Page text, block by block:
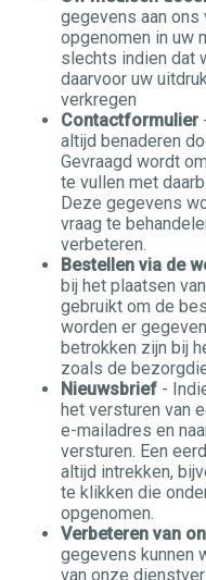
gegevens aan
opgenomen in uw
slechts indien dat
daarvoor uw
verkregen
Contactformulier
altijd benaderen
Gevraagd wordt
te vullen met
Deze gegevens
vraag te
verbeteren.
Bestellen via de
bij het plaatsen
gebruikt om de
worden er
betrokken zijn bij
zoals de
Nieuwsbrief -
het versturen van
e-mailadres en
versturen. Een
altijd intrekken,
te klikken die
opgenomen.
Verbeteren van
gegevens kunnen
van onze